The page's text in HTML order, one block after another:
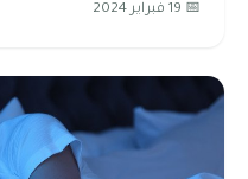
📅 19 فبراير 2024